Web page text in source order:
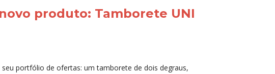
produto: Tamborete UNI
portfólio de ofertas: um tamborete de dois degraus,